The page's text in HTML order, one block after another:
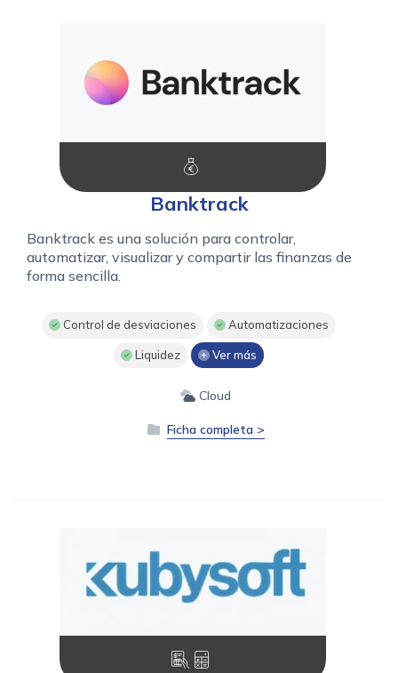
Banktrack
Banktrack es una solución para controlar,
automatizar, visualizar y compartir las finanzas de
forma sencilla.
Control de desviaciones Automatizaciones
Liquidez Ver más
Cloud
Ficha completa >